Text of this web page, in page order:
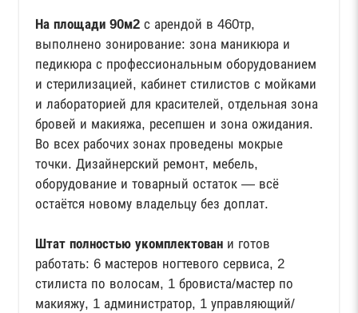
На площади 90м2 с арендой в 460тр,
выполнено зонирование: зона маникюра и
педикюра с профессиональным оборудованием
и стерилизацией, кабинет стилистов с мойками
и лабораторией для красителей, отдельная зона
бровей и макияжа, ресепшен и зона ожидания.
Во всех рабочих зонах проведены мокрые
точки. Дизайнерский ремонт, мебель,
оборудование и товарный остаток — всё
остаётся новому владельцу без доплат.
Штат полностью укомплектован и готов
работать: 6 мастеров ногтевого сервиса, 2
стилиста по волосам, 1 бровиста/мастер по
макияжу, 1 администратор, 1 управляющий/